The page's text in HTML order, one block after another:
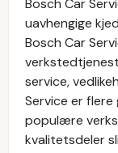
Bosch Car
uavhengige
Bosch Car
service,
Service er
populære
kvalitetsdeler